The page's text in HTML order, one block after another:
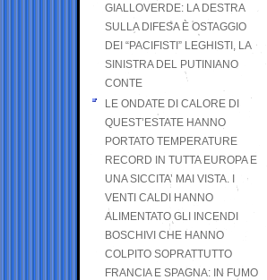
GIALLOVERDE: LA DESTRA
SULLA DIFESA È OSTAGGIO
DEI “PACIFISTI” LEGHISTI, LA
SINISTRA DEL PUTINIANO
CONTE
LE ONDATE DI CALORE DI
QUEST’ESTATE HANNO
PORTATO TEMPERATURE
RECORD IN TUTTA EUROPA E
UNA SICCITA’ MAI VISTA. I
VENTI CALDI HANNO
ALIMENTATO GLI INCENDI
BOSCHIVI CHE HANNO
COLPITO SOPRATTUTTO
FRANCIA E SPAGNA: IN FUMO